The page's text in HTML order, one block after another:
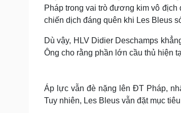
Pháp trong vai trò đương kim vô
chiến dịch đáng quên khi Les Bleus
Dù vậy, HLV Didier Deschamps
Ông cho rằng phần lớn cầu thủ hiện
Áp lực vẫn đè nặng lên ĐT Pháp,
Tuy nhiên, Les Bleus vẫn đặt mục